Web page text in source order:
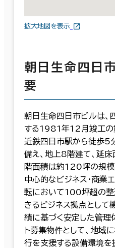
拡大地図を表示
朝日生命四日
要
朝日生命四日市ビルは、
する1981年12月竣工の
近鉄四日市駅から徒歩5
備え、地上8階建て、延
階面積は約120坪の規模
中心的なビジネス・商業
転において100坪超の整
きるビジネス拠点として
績に基づく安定した管理
ト募集物件として、地域
行を支援する設備環境を